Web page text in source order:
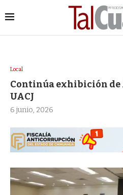
Local
Continúa exhibición de
UACJ
6 junio, 2026